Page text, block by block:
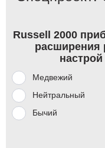
Russell 2000
расширения
Медвежий
Нейтральный
Бычий